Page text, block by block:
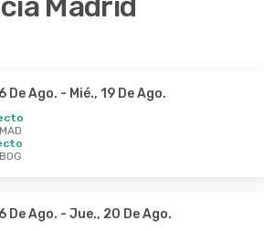
De Ago. - Mié., 19 De Ago.
De Ago. - Jue., 20 De Ago.